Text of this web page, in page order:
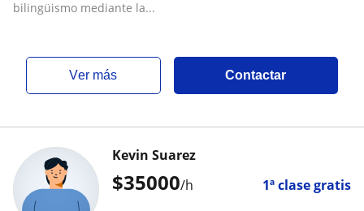
bilingüismo mediante la...
ver más Contactar
$35000/h 1ª clase gratis
Kevin Suarez